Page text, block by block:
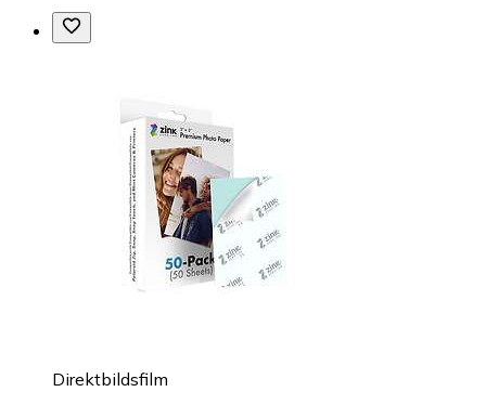
Direktbildsfilm